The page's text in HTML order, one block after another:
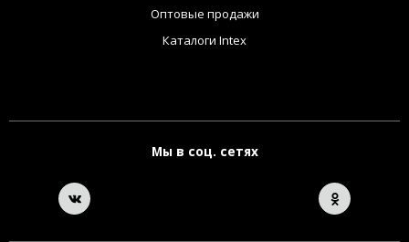
Оптовые продажи
Каталоги Intex
Мы в соц. сетях